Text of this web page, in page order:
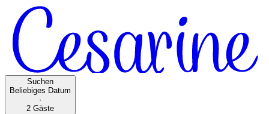
Suchen
Beliebiges Datum
·
2 Gäste